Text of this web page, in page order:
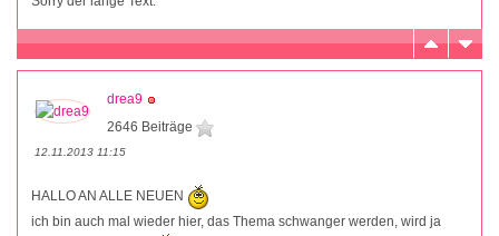
drea9
2646 Beiträge
12.11.2013 11:15
HALLO AN ALLE NEUEN
ich bin auch mal wieder hier, das Thema schwanger werden, wird ja